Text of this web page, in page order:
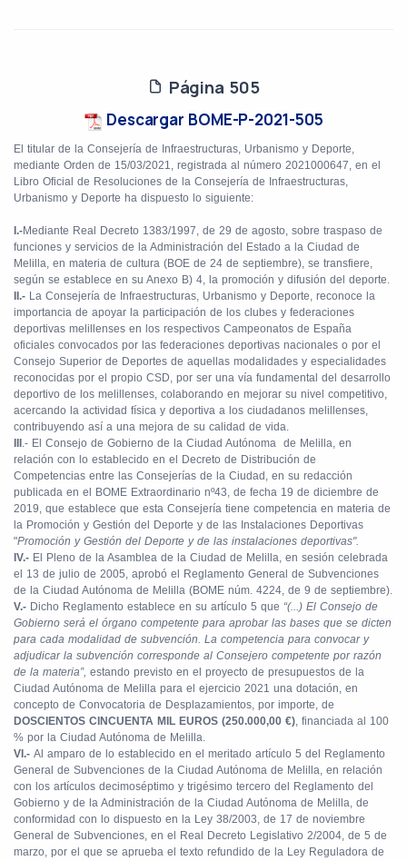
Página 505
Descargar BOME-P-2021-505
El titular de la Consejería de Infraestructuras, Urbanismo y Deporte,
mediante Orden de 15/03/2021, registrada al número 2021000647, en el
Libro Oficial de Resoluciones de la Consejería de Infraestructuras,
Urbanismo y Deporte ha dispuesto lo siguiente:
I.-Mediante Real Decreto 1383/1997, de 29 de agosto, sobre traspaso de
funciones y servicios de la Administración del Estado a la Ciudad de
Melilla, en materia de cultura (BOE de 24 de septiembre), se transfiere,
según se establece en su Anexo B) 4, la promoción y difusión del deporte.
II.- La Consejería de Infraestructuras, Urbanismo y Deporte, reconoce la
importancia de apoyar la participación de los clubes y federaciones
deportivas melillenses en los respectivos Campeonatos de España
oficiales convocados por las federaciones deportivas nacionales o por el
Consejo Superior de Deportes de aquellas modalidades y especialidades
reconocidas por el propio CSD, por ser una vía fundamental del desarrollo
deportivo de los melillenses, colaborando en mejorar su nivel competitivo,
acercando la actividad física y deportiva a los ciudadanos melillenses,
contribuyendo así a una mejora de su calidad de vida.
.- El Consejo de Gobierno de la Ciudad Autónoma de Melilla, en
relación con lo establecido en el Decreto de Distribución de
Competencias entre las Consejerías de la Ciudad, en su redacción
publicada en el BOME Extraordinario nº43, de fecha 19 de diciembre de
2019, que establece que esta Consejería tiene competencia en materia de
la Promoción y Gestión del Deporte y de las Instalaciones Deportivas
"Promoción y Gestión del Deporte y de las instalaciones deportivas".
IV.- El Pleno de la Asamblea de la Ciudad de Melilla, en sesión celebrada
el 13 de julio de 2005, aprobó el Reglamento General de Subvenciones
de la Ciudad Autónoma de Melilla (BOME núm. 4224, de 9 de septiembre).
V.- Dicho Reglamento establece en su artículo 5 que “(...) El Consejo de
Gobierno será el órgano competente para aprobar las bases que se dicten
para cada modalidad de subvención. La competencia para convocar y
adjudicar la subvención corresponde al Consejero competente por razón
de la materia”, estando previsto en el proyecto de presupuestos de la
Ciudad Autónoma de Melilla para el ejercicio 2021 una dotación, en
concepto de Convocatoria de Desplazamientos, por importe, de
DOSCIENTOS CINCUENTA MIL EUROS (250.000,00 €), financiada al 100
% por la Ciudad Autónoma de Melilla.
VI.- Al amparo de lo establecido en el meritado artículo 5 del Reglamento
General de Subvenciones de la Ciudad Autónoma de Melilla, en relación
con los artículos decimoséptimo y trigésimo tercero del Reglamento del
Gobierno y de la Administración de la Ciudad Autónoma de Melilla, de
conformidad con lo dispuesto en la Ley 38/2003, de 17 de noviembre
General de Subvenciones, en el Real Decreto Legislativo 2/2004, de 5 de
marzo, por el que se aprueba el texto refundido de la Ley Reguladora de